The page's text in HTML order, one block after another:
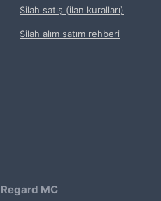
Silah satış (ilan kuralları)
Silah alım satım rehberi
MC